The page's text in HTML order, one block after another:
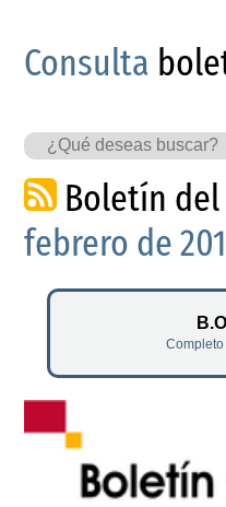
Consulta
Boletín del
febrero de
Completo